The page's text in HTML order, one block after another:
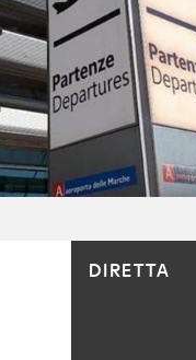
DIRETTA